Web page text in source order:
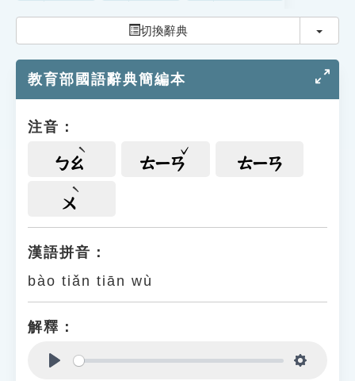
索引選單
單字索引
遊戲專區
教學應用
貓頭鷹博士
切換辭典 切換
教育部國語辭典簡編本
注音：
ㄅㄠ ㄊㄧㄢ ㄊㄧㄢ
ㄨ
漢語拼音：
bào tiǎn tiān wù
解釋：